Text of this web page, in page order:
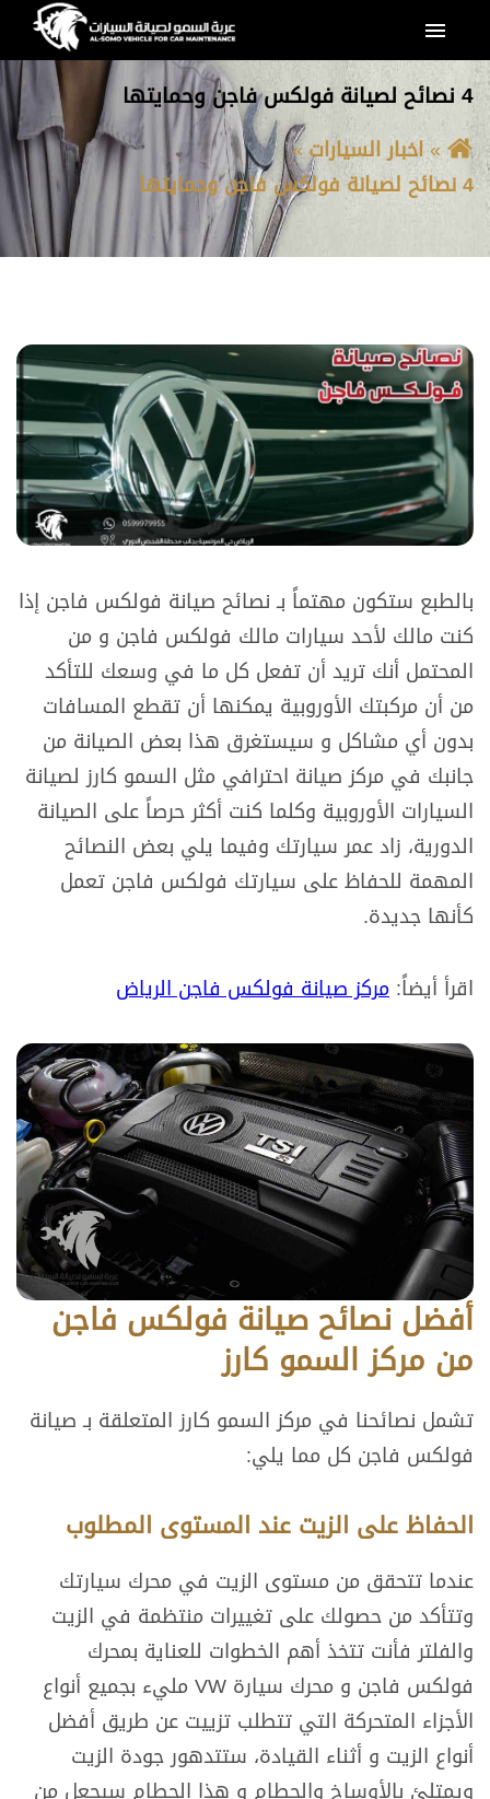
4 نصائح لصيانة فولكس فاجن وحمايتها
اخبار السيارات
4 نصائح لصيانة فولكس فاجن وحمايتها
بالطبع ستكون مهتماً بـ نصائح صيانة فولكس فاجن إذا
كنت مالك لأحد سيارات مالك فولكس فاجن و من
المحتمل أنك تريد أن تفعل كل ما في وسعك للتأكد
من أن مركبتك الأوروبية يمكنها أن تقطع المسافات
بدون أي مشاكل و سيستغرق هذا بعض الصيانة من
جانبك في مركز صيانة احترافي مثل السمو كارز لصيانة
السيارات الأوروبية وكلما كنت أكثر حرصاً على الصيانة
الدورية، زاد عمر سيارتك وفيما يلي بعض النصائح
المهمة للحفاظ على سيارتك فولكس فاجن تعمل
كأنها جديدة.
اقرأ أيضاً: مركز صيانة فولكس فاجن الرياض
أفضل نصائح صيانة فولكس فاجن
من مركز السمو كارز
تشمل نصائحنا في مركز السمو كارز المتعلقة بـ صيانة
فولكس فاجن كل مما يلي:
الحفاظ على الزيت عند المستوى المطلوب
عندما تتحقق من مستوى الزيت في محرك سيارتك
وتتأكد من حصولك على تغييرات منتظمة في الزيت
والفلتر فأنت تتخذ أهم الخطوات للعناية بمحرك
فولكس فاجن و محرك سيارة VW مليء بجميع أنواع
الأجزاء المتحركة التي تتطلب تزييت عن طريق أفضل
أنواع الزيت و أثناء القيادة، ستتدهور جودة الزيت
ويمتلئ بالأوساخ والحطام و هذا الحطام سيجعل من